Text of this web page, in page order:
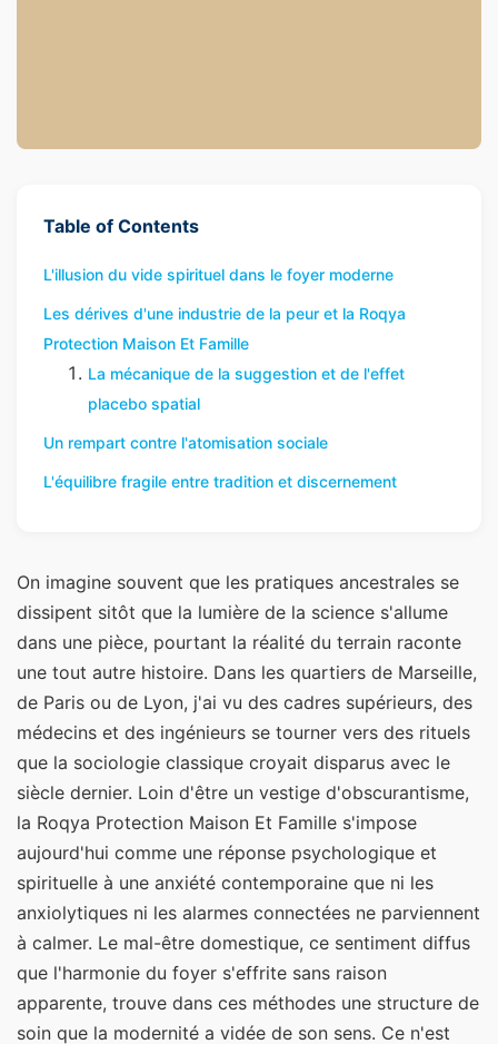
Table of Contents
L'illusion du vide spirituel dans le foyer moderne
Les dérives d'une industrie de la peur et la Roqya
Protection Maison Et Famille
La mécanique de la suggestion et de l'effet
placebo spatial
Un rempart contre l'atomisation sociale
L'équilibre fragile entre tradition et discernement
On imagine souvent que les pratiques ancestrales se
dissipent sitôt que la lumière de la science s'allume
dans une pièce, pourtant la réalité du terrain raconte
une tout autre histoire. Dans les quartiers de Marseille,
de Paris ou de Lyon, j'ai vu des cadres supérieurs, des
médecins et des ingénieurs se tourner vers des rituels
que la sociologie classique croyait disparus avec le
siècle dernier. Loin d'être un vestige d'obscurantisme,
la Roqya Protection Maison Et Famille s'impose
aujourd'hui comme une réponse psychologique et
spirituelle à une anxiété contemporaine que ni les
anxiolytiques ni les alarmes connectées ne parviennent
à calmer. Le mal-être domestique, ce sentiment diffus
que l'harmonie du foyer s'effrite sans raison
apparente, trouve dans ces méthodes une structure de
soin que la modernité a vidée de son sens. Ce n'est